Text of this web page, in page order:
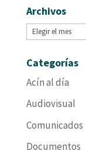
Archivos
Archivos
Categorías
Acín al día
Audiovisual
Comunicados
Documentos